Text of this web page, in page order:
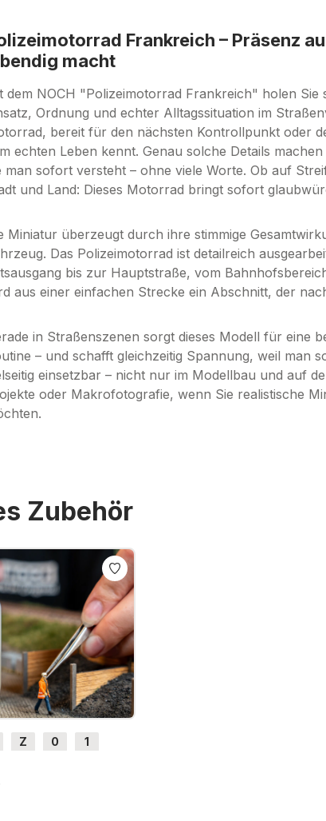
Frankreich – Präsenz
macht
dem NOCH "Polizeimotorrad Frankreich" holen
Ordnung und echter Alltagssituation im
bereit für den nächsten Kontrollpunkt oder
echten Leben kennt. Genau solche Details
man sofort versteht – ohne viele Worte. Ob auf
und Land: Dieses Motorrad bringt sofort
Miniatur überzeugt durch ihre stimmige
Das Polizeimotorrad ist detailreich
bis zur Hauptstraße, vom
aus einer einfachen Strecke ein Abschnitt, der
in Straßenszenen sorgt dieses Modell für eine
– und schafft gleichzeitig Spannung, weil man
einsetzbar – nicht nur im Modellbau und auf
oder Makrofotografie, wenn Sie realistische
Zubehör
Z 0
1